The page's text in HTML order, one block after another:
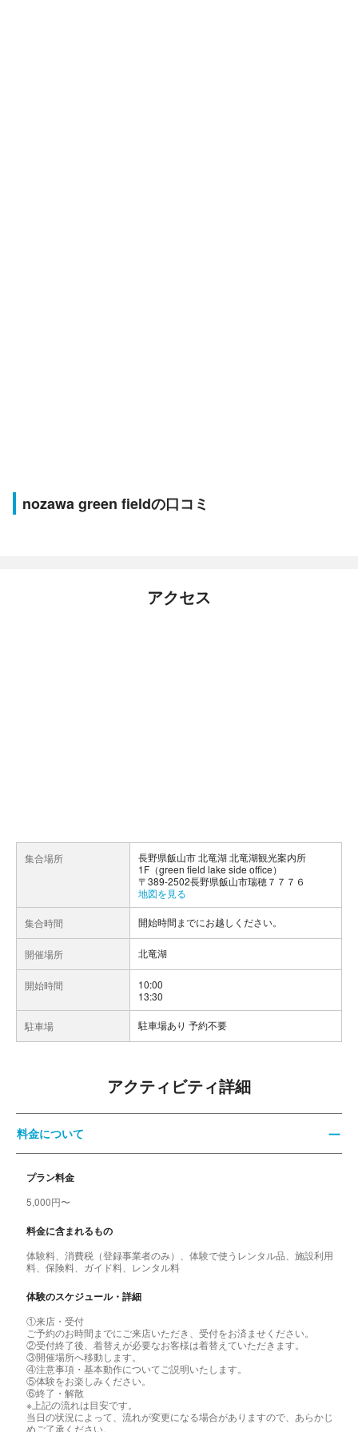
nozawa green fieldの口コミ
アクセス
集合場所
長野県飯山市 北竜湖 北竜湖観光案内所
1F（green field lake side office）
〒389-2502長野県飯山市瑞穂７７７６
地図を見る
集合時間 開始時間までにお越しください。
開催場所 北竜湖
開始時間
10:00
13:30
駐車場 駐車場あり 予約不要
アクティビティ詳細
料金について
プラン料金
5,000円〜
料金に含まれるもの
体験料、消費税（登録事業者のみ）、体験で使うレンタル品、施設利用
料、保険料、ガイド料、レンタル料
体験のスケジュール・詳細
①来店・受付
ご予約のお時間までにご来店いただき、受付をお済ませください。
②受付終了後、着替えが必要なお客様は着替えていただきます。
③開催場所へ移動します。
④注意事項・基本動作についてご説明いたします。
⑤体験をお楽しみください。
⑥終了・解散
※上記の流れは目安です。
当日の状況によって、流れが変更になる場合がありますので、あらかじ
めご了承ください。